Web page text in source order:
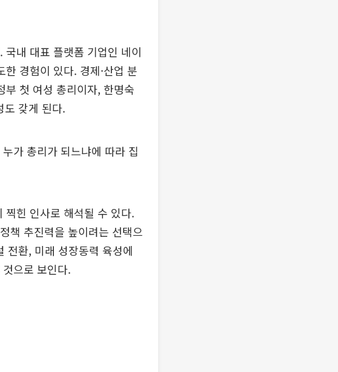
내 대표 플랫폼 기업인 네이
경험이 있다. 경제·산업 분
부 첫 여성 총리이자, 한명숙
도 갖게 된다.
가 총리가 되느냐에 따라 집
찍힌 인사로 해석될 수 있다.
책 추진력을 높이려는 선택으
전환, 미래 성장동력 육성에
으로 보인다.